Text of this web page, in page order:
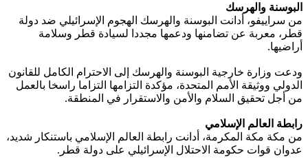
البوسنة والهرسك
من سراييفو، أدانت البوسنة والهرسك الهجوم الإسرائيلي ضد دولة
قطر، معربة عن تضامنها ودعمها مجددا لسيادة قطر وسلامة
أراضيها.
ودعت وزارة خارجية البوسنة والهرسك إلى الاحترام الكامل للقانون
الدولي ووثيقة الأمم المتحدة، مؤكدة التزامها التزاما راسخا بالعمل
من أجل تحقيق السلام والأمن والاستقرار في المنطقة.
رابطة العالم الإسلامي
من مكة مكة المكرمة، أدانت رابطة العالم الإسلامي باستنكار شديد،
عدوان قوات حكومة الاحتلال الإسرائيلي على دولة قطر.